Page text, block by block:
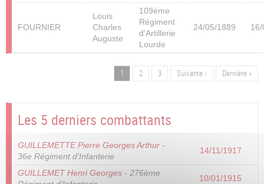
FOURNIER
Louis
Charles
Auguste
109ème
Régiment
d'Artillerie
Lourde
24/05/1889
Page
1 Page
2 Page
3
Page
Suivante ›
Dernière
Dernière »
Les 5 derniers combattants
GUILLEMETTE Pierre Georges Arthur -
36e Régiment d'Infanterie
14/11/1917
GUILLEMET Henri Georges - 276ème
10/01/1915